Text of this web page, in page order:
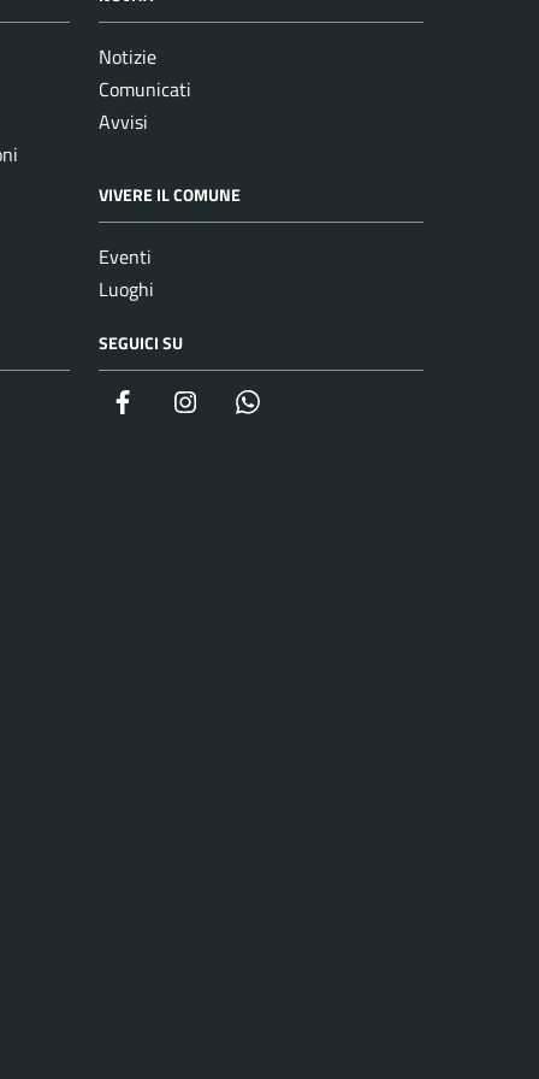
Notizie
Comunicati
Avvisi
VIVERE IL COMUNE
Eventi
Luoghi
SEGUICI SU
Facebook Instagram